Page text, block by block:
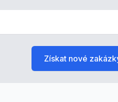
Získat nové